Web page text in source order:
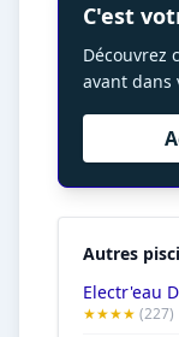
C'est
Découvrez
avant dans
Autres
Electr'eau
★★★★ (227)